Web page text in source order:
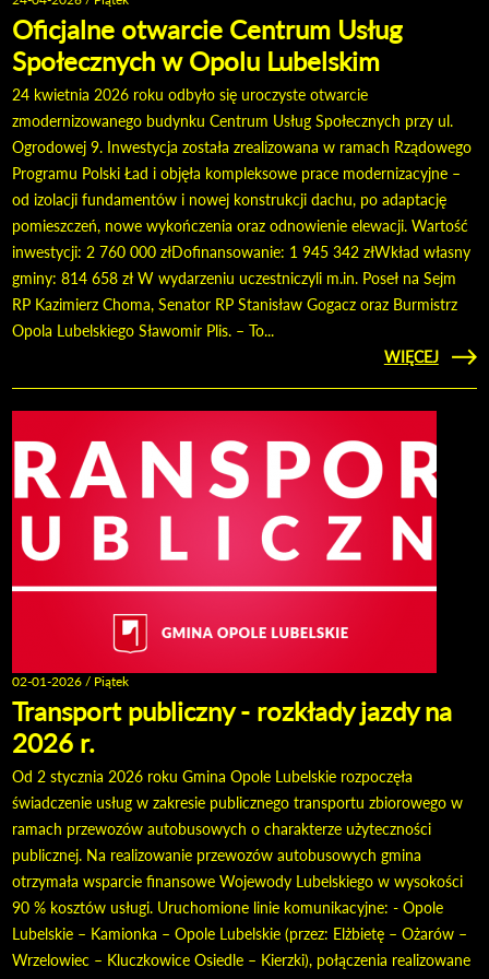
Oficjalne otwarcie Centrum Usług
Społecznych w Opolu Lubelskim
24 kwietnia 2026 roku odbyło się uroczyste otwarcie
zmodernizowanego budynku Centrum Usług Społecznych przy ul.
Ogrodowej 9. Inwestycja została zrealizowana w ramach Rządowego
Programu Polski Ład i objęła kompleksowe prace modernizacyjne –
od izolacji fundamentów i nowej konstrukcji dachu, po adaptację
pomieszczeń, nowe wykończenia oraz odnowienie elewacji. Wartość
inwestycji: 2 760 000 złDofinansowanie: 1 945 342 złWkład własny
gminy: 814 658 zł W wydarzeniu uczestniczyli m.in. Poseł na Sejm
RP Kazimierz Choma, Senator RP Stanisław Gogacz oraz Burmistrz
Opola Lubelskiego Sławomir Plis. – To...
CZYTAJ
WIĘCEJ
O
02-01-2026 / Piątek
Transport publiczny - rozkłady jazdy na
2026 r.
Od 2 stycznia 2026 roku Gmina Opole Lubelskie rozpoczęła
świadczenie usług w zakresie publicznego transportu zbiorowego w
ramach przewozów autobusowych o charakterze użyteczności
publicznej. Na realizowanie przewozów autobusowych gmina
otrzymała wsparcie finansowe Wojewody Lubelskiego w wysokości
90 % kosztów usługi. Uruchomione linie komunikacyjne: - Opole
Lubelskie – Kamionka – Opole Lubelskie (przez: Elżbietę – Ożarów –
Wrzelowiec – Kluczkowice Osiedle – Kierzki), połączenia realizowane